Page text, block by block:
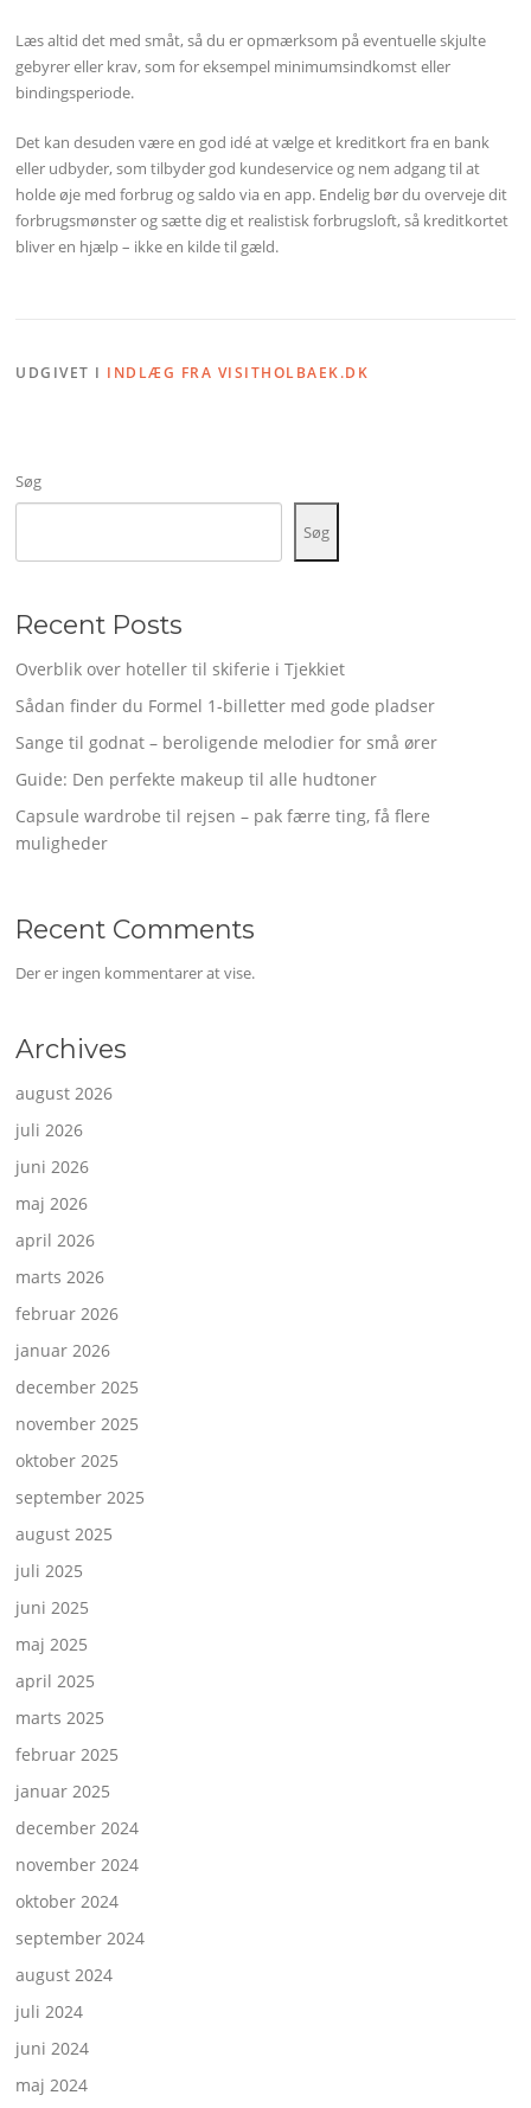
Læs altid det med småt, så du er opmærksom på eventuelle skjulte
gebyrer eller krav, som for eksempel minimumsindkomst eller
bindingsperiode.
Det kan desuden være en god idé at vælge et kreditkort fra en bank
eller udbyder, som tilbyder god kundeservice og nem adgang til at
holde øje med forbrug og saldo via en app. Endelig bør du overveje dit
forbrugsmønster og sætte dig et realistisk forbrugsloft, så kreditkortet
bliver en hjælp – ikke en kilde til gæld.
UDGIVET I INDLÆG FRA VISITHOLBAEK.DK
Søg
Søg
Recent Posts
Overblik over hoteller til skiferie i Tjekkiet
Sådan finder du Formel 1-billetter med gode pladser
Sange til godnat – beroligende melodier for små ører
Guide: Den perfekte makeup til alle hudtoner
Capsule wardrobe til rejsen – pak færre ting, få flere
muligheder
Recent Comments
Der er ingen kommentarer at vise.
Archives
august 2026
juli 2026
juni 2026
maj 2026
april 2026
marts 2026
februar 2026
januar 2026
december 2025
november 2025
oktober 2025
september 2025
august 2025
juli 2025
juni 2025
maj 2025
april 2025
marts 2025
februar 2025
januar 2025
december 2024
november 2024
oktober 2024
september 2024
august 2024
juli 2024
juni 2024
maj 2024